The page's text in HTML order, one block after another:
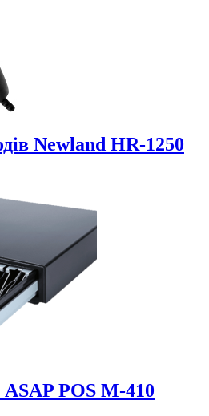
Newland HR-1250
POS M-410